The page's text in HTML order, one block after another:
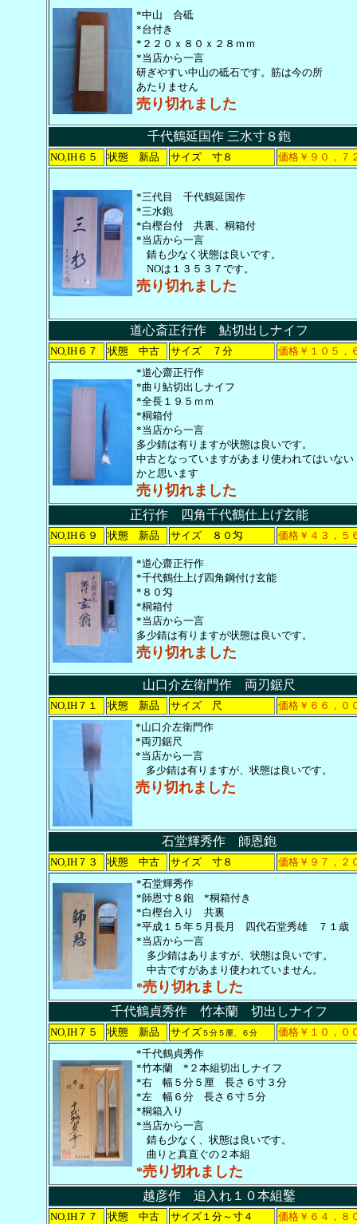
*中山 合砥
*台付き
*２２０ｘ８０ｘ２８ｍｍ
*当店から一言
研ぎやすい中山の砥石です。筋は今の所
あたりません
売り切れました
千代鶴延国作 三水寸８鉋
NO, IH６５ 状態 新品 サイズ 寸８ 価格￥９０，７
*三代目 千代鶴延国作
*三水鉋
*白樫台付 共裏、桐箱付
*当店から一言
錆も少なく状態は良いです。
NOは１３５３７です。
売り切れました
道心斎正行作 鮎切出しナイフ
NO, IH６７ 状態 中古 サイズ ７分
価格￥１０５，
*道心齋正行作
*曲り鮎切出しナイフ
*全長１９５ｍｍ
*桐箱付
*当店から一言
多少錆は有りますが状態は良いです。
中古となっていますがあまり使われてはいない
かと思います
売り切れました
正行作 四角千代鶴仕上げ玄能
NO, IH６９ 状態 新品 サイズ ８０匁 価格￥４３，５
*道心齋正行作
*千代鶴仕上げ四角鋼付け玄能
*８０匁
*桐箱付
*当店から一言
多少錆は有りますが状態は良いです。
売り切れました
山口介左衛門作 両刃鋸尺
NO, IH７１ 状態 新品 サイズ 尺
価格￥６６，０
*山口介左衛門作
*両刃鋸尺
*当店から一言
多少錆は有りますが、状態は良いです。
売り切れました
石堂輝秀作 師恩鉋
NO, IH７３ 状態 中古 サイズ 寸８
価格￥９７，２
*石堂輝秀作
*師恩寸８鉋 *桐箱付き
*白樫台入り 共裏
*平成１５年５月長月 四代石堂秀雄 ７１歳
*当店から一言
多少錆はありますが、状態は良いです。
中古ですがあまり使われていません。
*売り切れました
千代鶴貞秀作 竹本蘭 切出しナイフ
NO, IH７５ 状態 新品 サイズ ５分５厘、６分
価格￥１０，０
*千代鶴貞秀作
*竹本蘭 *２本組切出しナイフ
*右 幅５分５厘 長さ６寸３分
*左 幅６分 長さ６寸５分
*桐箱入り
*当店から一言
錆も少なく、状態は良いです。
曲りと真直ぐの２本組
*売り切れました
越彦作 追入れ１０本組鑿
NO, IH７７ 状態 中古 サイズ１分～寸４
価格￥６４，８